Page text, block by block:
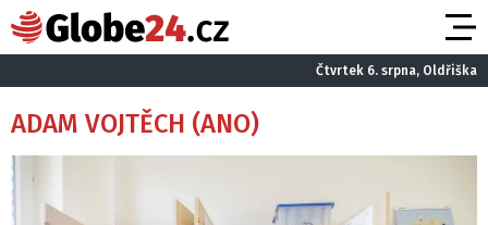
Čtvrtek 6. srpna, Oldřiška
ADAM VOJTĚCH (ANO)